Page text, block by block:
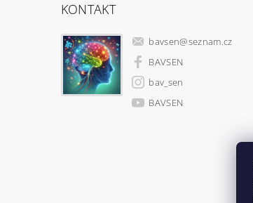
KONTAKT
bavsen@seznam.cz
BAVSEN
bav_sen
BAVSEN